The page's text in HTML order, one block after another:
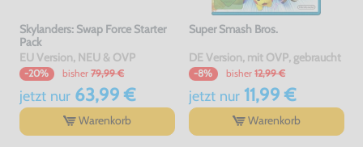
Skylanders: Swap Force Starter
Pack
EU Version, NEU & OVP
-20% bisher 79,99 €
jetzt nur63,99 €
Warenkorb
Super Smash Bros.
DE Version, mit OVP, gebraucht
-8% bisher 12,99 €
jetzt nur11,99 €
Warenkorb